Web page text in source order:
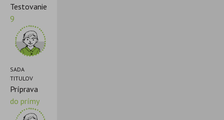
Testovanie
9
SADA
TITULOV
Príprava
do prímy